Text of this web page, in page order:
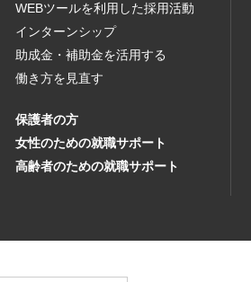
WEBツールを利用した採用活動
インターンシップ
助成金・補助金を活用する
働き方を見直す
保護者の方
女性のための就職サポート
高齢者のための就職サポート